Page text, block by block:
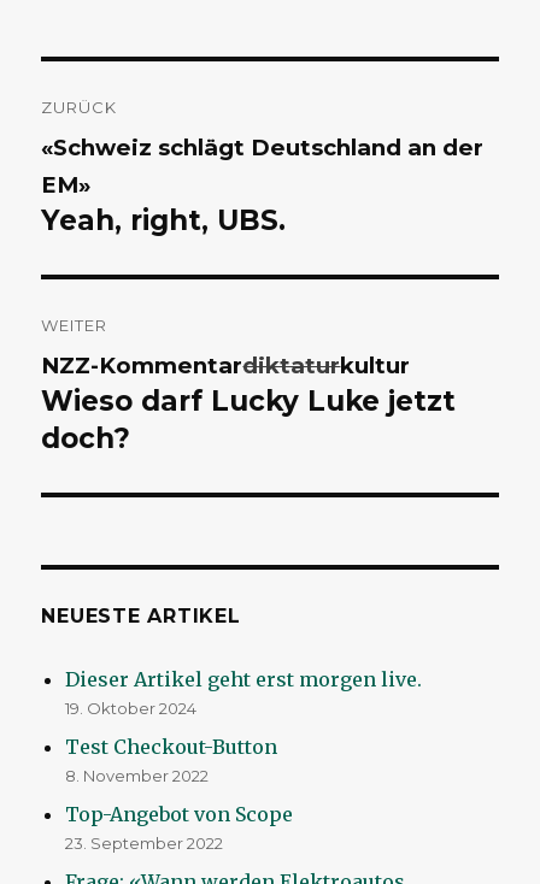
ZURÜCK
Vorheriger
Beitrag:
«Schweiz schlägt Deutschland an der
EM»
Yeah, right, UBS.
WEITER
Nächster
Beitrag:
NZZ-Kommentardiktaturkultur
Wieso darf Lucky Luke jetzt
doch?
NEUESTE ARTIKEL
Dieser Artikel geht erst morgen live.
19. Oktober 2024
Test Checkout-Button
8. November 2022
Top-Angebot von Scope
23. September 2022